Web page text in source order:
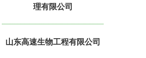
理有限公司
山东高速生物工程有限公司